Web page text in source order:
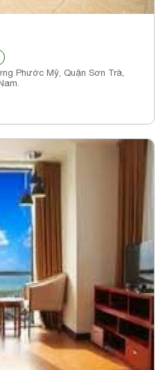
Phước Mỹ, Quận Sơn Trà,